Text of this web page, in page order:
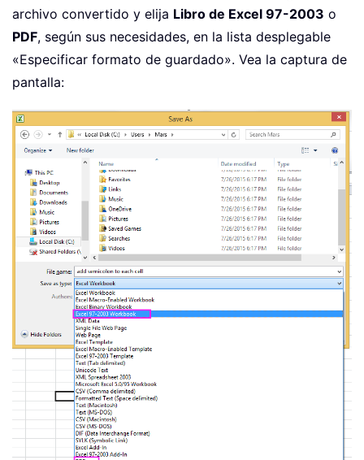
archivo convertido y elija Libro de Excel 97-2003 o
PDF, según sus necesidades, en la lista desplegable
«Especificar formato de guardado». Vea la captura de
pantalla: